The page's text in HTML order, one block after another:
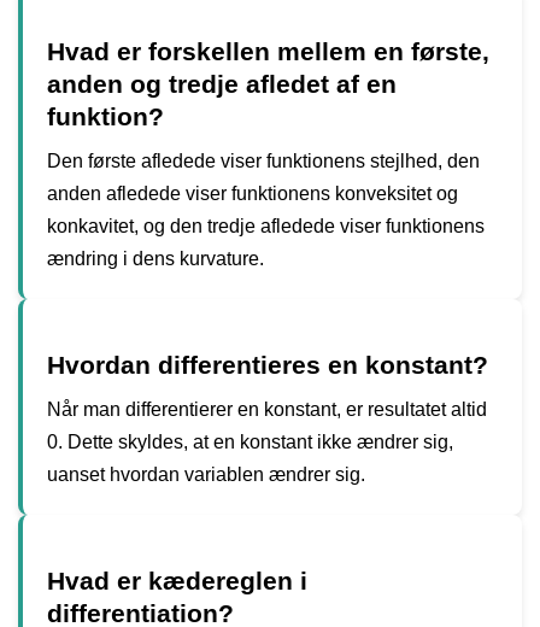
Hvad er forskellen mellem en første,
anden og tredje afledet af en
funktion?
Den første afledede viser funktionens stejlhed, den
anden afledede viser funktionens konveksitet og
konkavitet, og den tredje afledede viser funktionens
ændring i dens kurvature.
Hvordan differentieres en konstant?
Når man differentierer en konstant, er resultatet altid
0. Dette skyldes, at en konstant ikke ændrer sig,
uanset hvordan variablen ændrer sig.
Hvad er kædereglen i
differentiation?